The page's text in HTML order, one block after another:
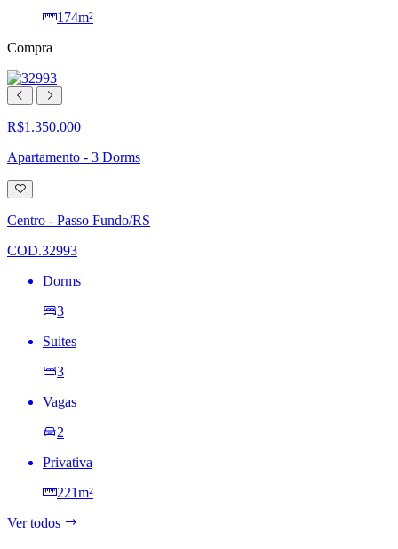
174m²
Compra
R$1.350.000
Apartamento - 3 Dorms
Adicionar
à
lista
de
Centro - Passo Fundo/RS
COD.32993
Dorms
3
Suites
3
Vagas
2
Privativa
221m²
Ver todos